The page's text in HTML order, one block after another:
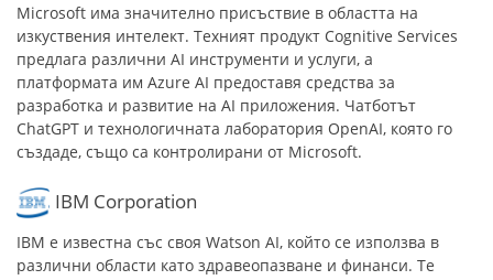
Microsoft има значително присъствие в областта на
изкуствения интелект. Техният продукт Cognitive Services
предлага различни AI инструменти и услуги, а
платформата им Azure AI предоставя средства за
разработка и развитие на AI приложения. Чатботът
ChatGPT и технологичната лаборатория OpenAI, която го
създаде, също са контролирани от Microsoft.
IBM Corporation
IBM е известна със своя Watson AI, който се използва в
различни области като здравеопазване и финанси. Те